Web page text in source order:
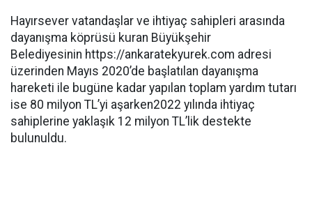
Hayırsever vatandaşlar ve ihtiyaç sahipleri arasında
dayanışma köprüsü kuran Büyükşehir
Belediyesinin https://ankaratekyurek.com adresi
üzerinden Mayıs 2020’de başlatılan dayanışma
hareketi ile bugüne kadar yapılan toplam yardım tutarı
ise 80 milyon TL’yi aşarken2022 yılında ihtiyaç
sahiplerine yaklaşık 12 milyon TL’lik destekte
bulunuldu.